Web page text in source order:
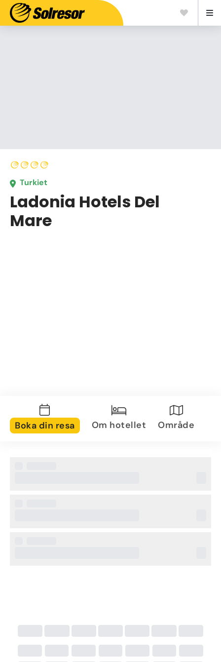
Turkiet
Ladonia Hotels Del
Mare
Boka din resa Om hotellet Område